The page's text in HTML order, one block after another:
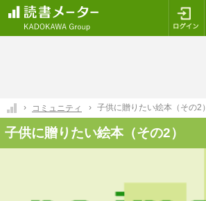
コミュニティ 子供に贈りたい絵本（その2）
子供に贈りたい絵本（その2）